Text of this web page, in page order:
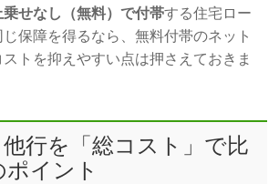
乗せなし（無料）で付帯する住宅ロー
保障を得るなら、無料付帯のネット
トを抑えやすい点は押さえておきま
行を「総コスト」で比
イント